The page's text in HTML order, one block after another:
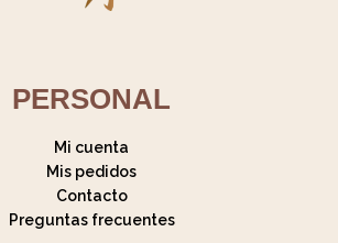
PERSONAL
Mi cuenta
Mis pedidos
Contacto
Preguntas frecuentes